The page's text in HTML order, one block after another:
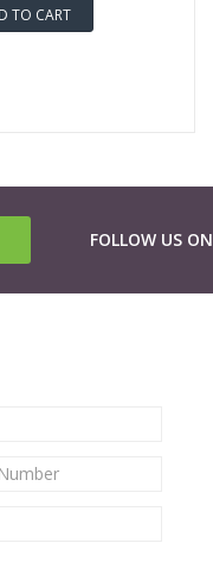
TO CART
FOLLOW US ON